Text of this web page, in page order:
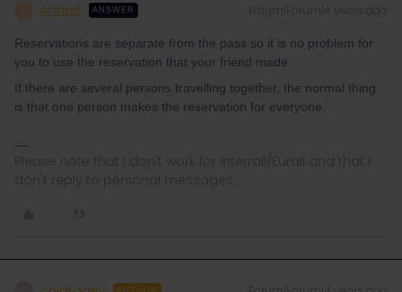
AnnaB ANSWER
Reservations are separate from the pass so it is no problem for
you to use the reservation that your friend made.
If there are several persons travelling together, the normal thing
is that one person makes the reservation for everyone.
Please note that I don't work for Interrail/Eurail and that I
don't reply to personal messages.
AUTHOR